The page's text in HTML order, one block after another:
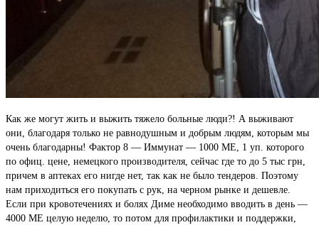
Как же могут жить и выжить тяжело больные люди?! А выживают
они, благодаря только не равнодушным и добрым людям, которым мы
очень благодарны! Фактор 8 — Иммунат — 1000 МЕ, 1 уп. которого
по офиц. цене, немецкого производителя, сейчас где то до 5 тыс грн,
причем в аптеках его нигде нет, так как не было тендеров. Поэтому
нам приходиться его покупать с рук, на черном рынке и дешевле.
Если при кровотечениях и болях Диме необходимо вводить в день —
4000 МЕ целую неделю, то потом для профилактики и поддержки,